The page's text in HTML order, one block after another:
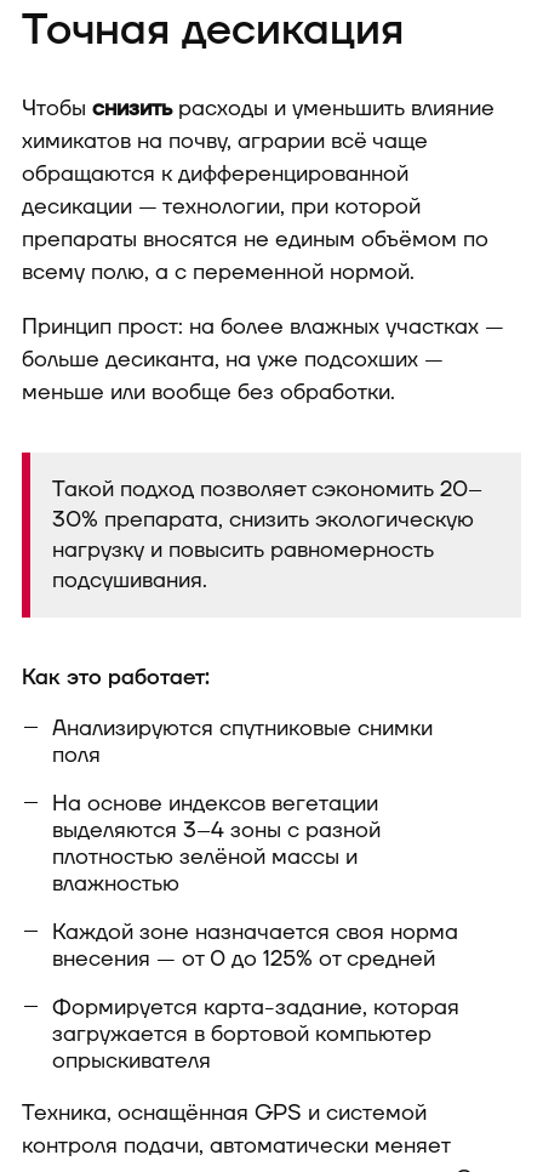
Точная десикация
Чтобы снизитьрасходы и уменьшить влияние
химикатов на почву, аграрии всё чаще
обращаются к дифференцированной
десикации — технологии, при которой
препараты вносятся не единым объёмом по
всему полю, а с переменной нормой.
Принцип прост: на более влажных участках —
больше десиканта, на уже подсохших —
меньше или вообще без обработки.
Такой подход позволяет сэкономить 20–
30% препарата, снизить экологическую
нагрузку и повысить равномерность
подсушивания.
Как это работает:
Анализируются спутниковые снимки
поля
На основе индексов вегетации
выделяются 3–4 зоны с разной
плотностью зелёной массы и
влажностью
Каждой зоне назначается своя норма
внесения — от 0 до 125% от средней
Формируется карта-задание, которая
загружается в бортовой компьютер
опрыскивателя
Техника, оснащённая GPS и системой
контроля подачи, автоматически меняет